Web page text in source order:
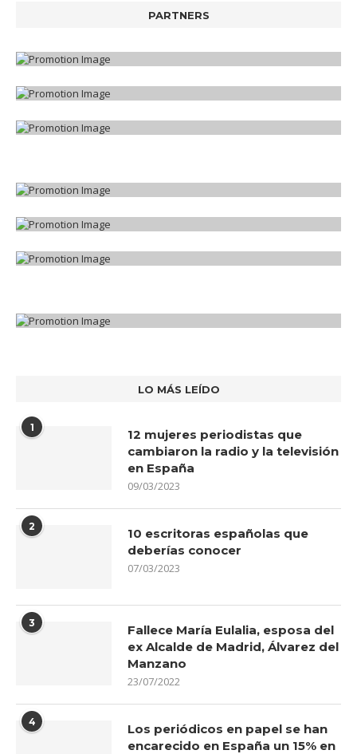
PARTNERS
LO MÁS LEÍDO
1
12 mujeres periodistas que
cambiaron la radio y la televisión
en España
09/03/2023
2
10 escritoras españolas que
deberías conocer
07/03/2023
3
Fallece María Eulalia, esposa del
ex Alcalde de Madrid, Álvarez del
Manzano
23/07/2022
4
Los periódicos en papel se han
encarecido en España un 15% en